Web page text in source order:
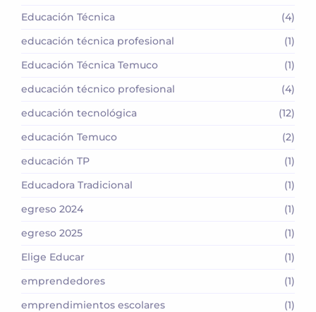
Educación Técnica
(4)
educación técnica profesional
(1)
Educación Técnica Temuco
(1)
educación técnico profesional
(4)
educación tecnológica
(12)
educación Temuco
(2)
educación TP
(1)
Educadora Tradicional
(1)
egreso 2024
(1)
egreso 2025
(1)
Elige Educar
(1)
emprendedores
(1)
emprendimientos escolares
(1)